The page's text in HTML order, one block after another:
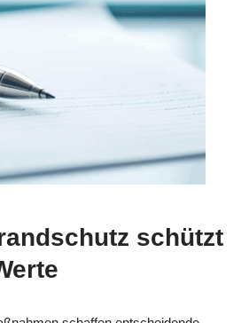
schützt